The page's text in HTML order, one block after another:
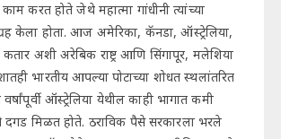
करत होते जेथे महात्मा गांधीनी त्यांच्या
केला होता. आज अमेरिका, कॅनडा, ऑस्ट्रेलिया,
अशी अरेबिक राष्ट्र आणि सिंगापूर, मलेशिया
भारतीय आपल्या पोटाच्या शोधत स्थलांतरित
ऑस्ट्रेलिया येथील काही भागात कमी
दगड मिळत होते. ठराविक पैसे सरकारला भरले